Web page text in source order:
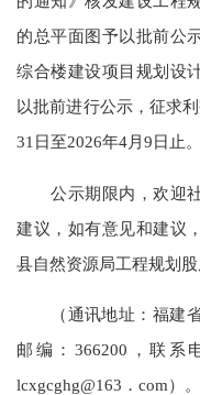
的总平面图予以批前公
综合楼建设项目规划设
以批前进行公示，征求
31日至2026年4月9日止。
公示期限内，欢迎社
建议，如有意见和建议
县自然资源局工程规划
（通讯地址：福建省
邮编：366200，联系
lcxgcghg@163．com）